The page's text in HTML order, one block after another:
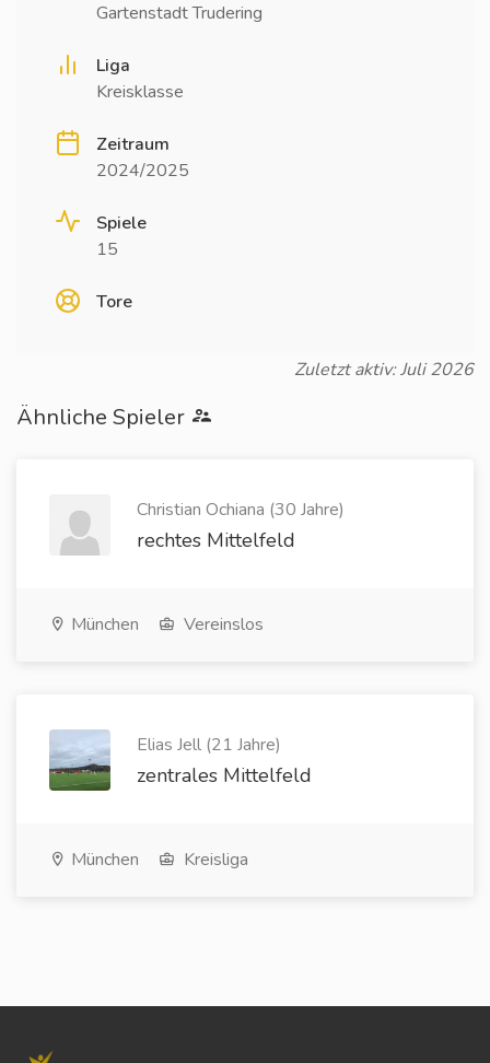
Gartenstadt Trudering
Liga
Kreisklasse
Zeitraum
2024/2025
Spiele
15
Tore
Zuletzt aktiv: Juli 2026
Ähnliche Spieler
Christian Ochiana (30 Jahre)
rechtes Mittelfeld
München Vereinslos
Elias Jell (21 Jahre)
zentrales Mittelfeld
München Kreisliga